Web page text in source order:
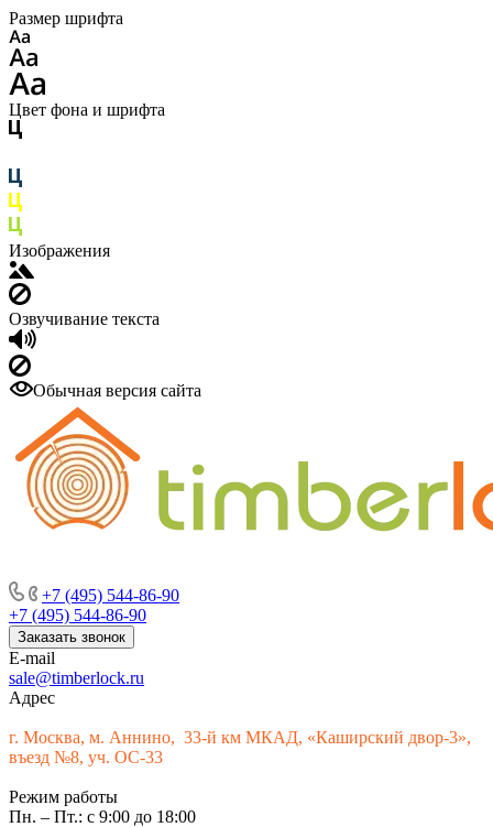
Размер шрифта
Цвет фона и шрифта
Изображения
Озвучивание текста
Обычная версия сайта
+7 (495) 544-86-90
+7 (495) 544-86-90
Заказать звонок
E-mail
sale@timberlock.ru
Адрес
г. Москва, м. Аннино, 33-й км МКАД, «Каширский двор-3»,
въезд №8, уч. ОС-33
Режим работы
Пн. – Пт.: с 9:00 до 18:00